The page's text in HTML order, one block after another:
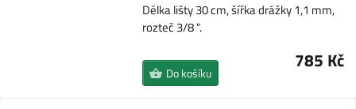
Délka lišty 30 cm, šířka drážky 1,1 mm,
rozteč 3/8 ".
785 Kč
Do košíku